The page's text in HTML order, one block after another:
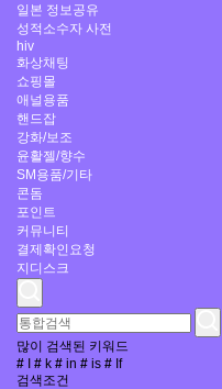
일본 정보공유
성적소수자 사전
hiv
화상채팅
쇼핑몰
애널용품
핸드잡
강화/보조
윤활젤/향수
SM용품/기타
콘돔
포인트
커뮤니티
결제확인요청
지디스크
많이 검색된 키워드
#
# k # in # is # If
검색조건